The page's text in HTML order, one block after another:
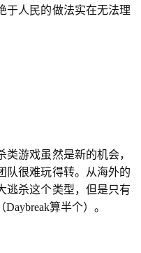
于人民的做法实在无法理
游戏虽然是新的机会，
队很难玩得转。从海外的
逃杀这个类型，但是只有
算半个）。